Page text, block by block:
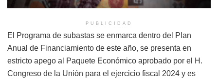
PUBLICIDAD
El Programa de subastas se enmarca dentro del Plan
Anual de Financiamiento de este año, se presenta en
estricto apego al Paquete Económico aprobado por el H.
Congreso de la Unión para el ejercicio fiscal 2024 y es